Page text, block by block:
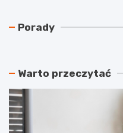
Porady
a
ń
z
y
m
a
z
k
p
e
r
a
Warto przeczytać